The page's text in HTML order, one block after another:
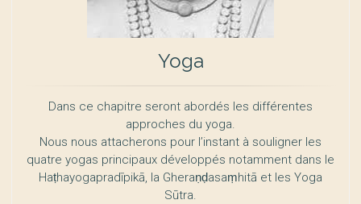
Yoga
Dans ce chapitre seront abordés les différentes
approches du yoga.
Nous nous attacherons pour l’instant à souligner les
quatre yogas principaux développés notamment dans le
Haṭhayogapradīpikā, la Gheraṇḍasaṃhitā et les Yoga
Sūtra.